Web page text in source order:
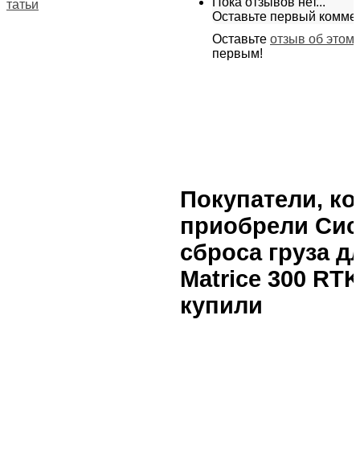
Оставьте первый
Оставьте отзыв об этом
первым!
Покупатели,
приобрели
сброса груза
Matrice 300
купили